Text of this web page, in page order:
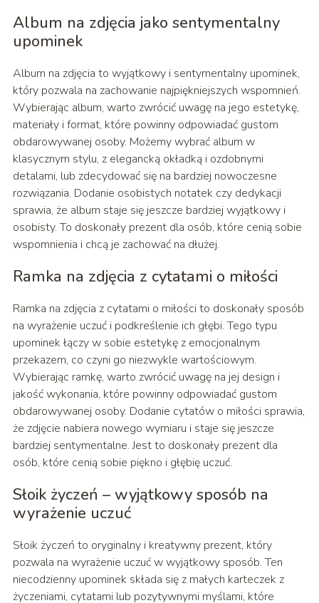
Album na zdjęcia jako sentymentalny
upominek
Album na zdjęcia to wyjątkowy i sentymentalny upominek,
który pozwala na zachowanie najpiękniejszych wspomnień.
Wybierając album, warto zwrócić uwagę na jego estetykę,
materiały i format, które powinny odpowiadać gustom
obdarowywanej osoby. Możemy wybrać album w
klasycznym stylu, z elegancką okładką i ozdobnymi
detalami, lub zdecydować się na bardziej nowoczesne
rozwiązania. Dodanie osobistych notatek czy dedykacji
sprawia, że album staje się jeszcze bardziej wyjątkowy i
osobisty. To doskonały prezent dla osób, które cenią sobie
wspomnienia i chcą je zachować na dłużej.
Ramka na zdjęcia z cytatami o miłości
Ramka na zdjęcia z cytatami o miłości to doskonały sposób
na wyrażenie uczuć i podkreślenie ich głębi. Tego typu
upominek łączy w sobie estetykę z emocjonalnym
przekazem, co czyni go niezwykle wartościowym.
Wybierając ramkę, warto zwrócić uwagę na jej design i
jakość wykonania, które powinny odpowiadać gustom
obdarowywanej osoby. Dodanie cytatów o miłości sprawia,
że zdjęcie nabiera nowego wymiaru i staje się jeszcze
bardziej sentymentalne. Jest to doskonały prezent dla
osób, które cenią sobie piękno i głębię uczuć.
Słoik życzeń – wyjątkowy sposób na
wyrażenie uczuć
Słoik życzeń to oryginalny i kreatywny prezent, który
pozwala na wyrażenie uczuć w wyjątkowy sposób. Ten
niecodzienny upominek składa się z małych karteczek z
życzeniami, cytatami lub pozytywnymi myślami, które